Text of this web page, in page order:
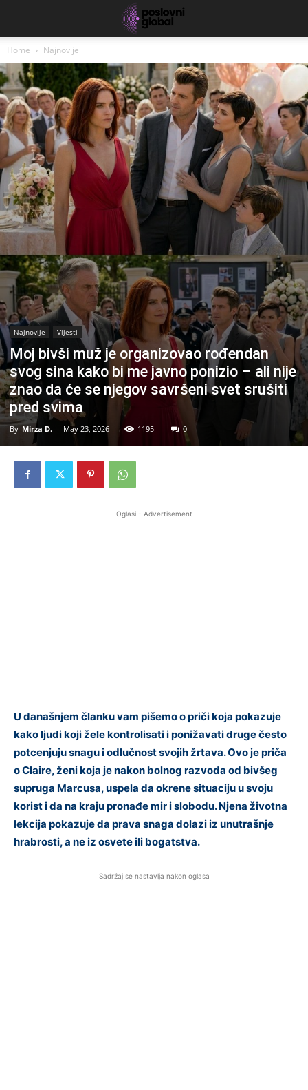
Home Najnovije
Najnovije Vijesti
Moj bivši muž je organizovao rođendan
svog sina kako bi me javno ponizio – ali nije
znao da će se njegov savršeni svet srušiti
pred svima
By Mirza D. - May 23, 2026 1195 0
Oglasi - Advertisement
U današnjem članku vam pišemo o priči koja pokazuje
kako ljudi koji žele kontrolisati i ponižavati druge često
potcenjuju snagu i odlučnost svojih žrtava. Ovo je priča
o Claire, ženi koja je nakon bolnog razvoda od bivšeg
supruga Marcusa, uspela da okrene situaciju u svoju
korist i da na kraju pronađe mir i slobodu. Njena životna
lekcija pokazuje da prava snaga dolazi iz unutrašnje
hrabrosti, a ne iz osvete ili bogatstva.
Sadržaj se nastavlja nakon oglasa